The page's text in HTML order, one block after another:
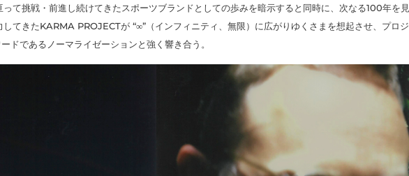
て挑戦・前進し続けてきたスポーツブランドとしての歩みを暗示すると同時に、次なる100年を見
てきたKARMA PROJECTが “∞”（インフィニティ、無限）に広がりゆくさまを想起させ、プロジ
ドであるノーマライゼーションと強く響き合う。